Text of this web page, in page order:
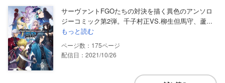
サーヴァントFGOたちの対決を描く異色のアンソロ
ジーコミック第2弾。千子村正VS.柳生但馬守、蘆...
もっと読む
175
配信日：2021/10/26